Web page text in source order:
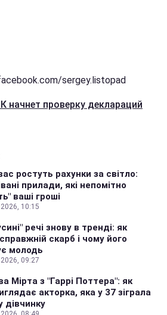
sergey.listopad
начнет проверку деклараций
ростуть рахунки за світло:
прилади, які непомітно
ваші гроші
10:15
речі знову в тренді: як
скарб і чому його
молодь
09:27
Мірта з "Гаррі Поттера": як
акторка, яка у 37 зіграла
дівчинку